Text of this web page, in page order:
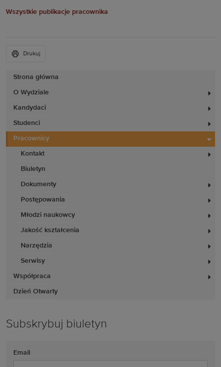
Strona główna
O Wydziale
Kandydaci
Studenci
Pracownicy
Kontakt
Biuletyn
Dokumenty
Postępowania
Młodzi naukowcy
Jakość kształcenia
Narzędzia
Serwisy
Współpraca
Dzień Otwarty
Subskrybuj biuletyn
Email
Wszystkie publikacje pracownika
Drukuj